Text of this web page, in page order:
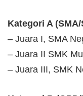
Kategori A
– Juara I, SMA
– Juara II SMK
– Juara III, SMK